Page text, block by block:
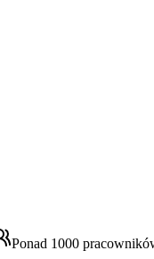
Ponad 1000